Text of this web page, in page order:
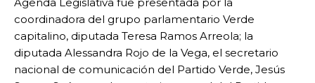
coordinadora del grupo parlamentario Verde
capitalino, diputada Teresa Ramos Arreola; la
diputada Alessandra Rojo de la Vega, el secretario
nacional de comunicación del Partido Verde, Jesús